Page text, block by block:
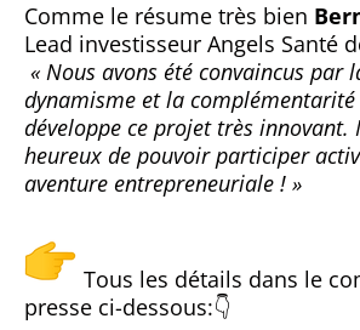
Comme le résume très bien
Lead investisseur Angels Santé
« Nous avons été convaincus par
dynamisme et la complémentarité
développe ce projet très innovant.
heureux de pouvoir participer
aventure entrepreneuriale ! »
Tous les détails dans le
presse ci-dessous:👇